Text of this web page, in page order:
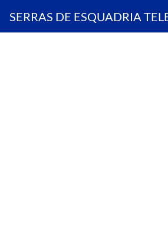
contenido
SERRAS DE ESQUADRIA